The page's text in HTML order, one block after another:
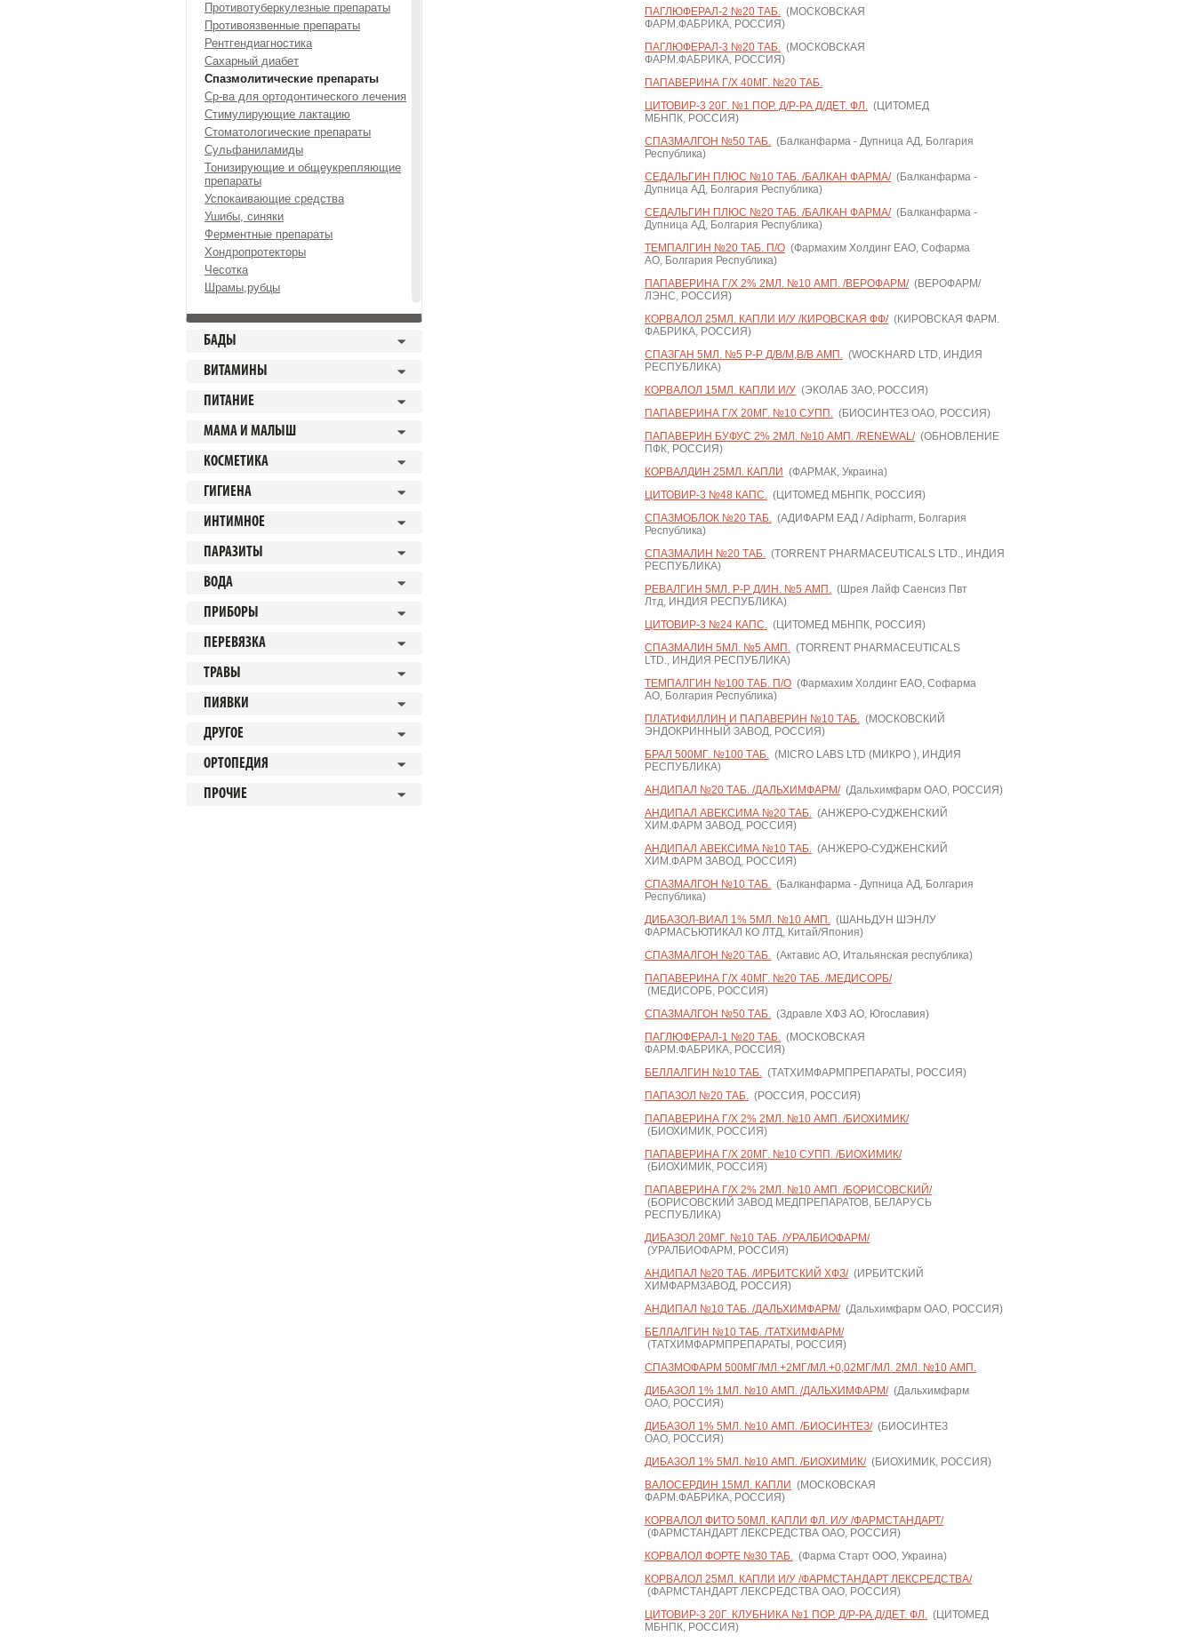
Противотуберкулезные препараты
Противоязвенные препараты
Рентгендиагностика
Сахарный диабет
Спазмолитические препараты
Ср-ва для ортодонтического лечения
Стимулирующие лактацию
Стоматологические препараты
Сульфаниламиды
Тонизирующие и общеукрепляющие
препараты
Успокаивающие средства
Ушибы, синяки
Ферментные препараты
Хондропротекторы
Чесотка
Шрамы,рубцы
БАДЫ
ВИТАМИНЫ
ПИТАНИЕ
МАМА И МАЛЫШ
КОСМЕТИКА
ГИГИЕНА
ИНТИМНОЕ
ПАРАЗИТЫ
ВОДА
ПРИБОРЫ
ПЕРЕВЯЗКА
ТРАВЫ
ПИЯВКИ
ДРУГОЕ
ОРТОПЕДИЯ
ПРОЧИЕ
ПАГЛЮФЕРАЛ-2 №20 ТАБ. (МОСКОВСКАЯ
ФАРМ.ФАБРИКА, РОССИЯ)
ПАГЛЮФЕРАЛ-3 №20 ТАБ. (МОСКОВСКАЯ
ФАРМ.ФАБРИКА, РОССИЯ)
ПАПАВЕРИНА Г/Х 40МГ. №20 ТАБ.
ЦИТОВИР-3 20Г. №1 ПОР. Д/Р-РА Д/ДЕТ. ФЛ. (ЦИТОМЕД
МБНПК, РОССИЯ)
СПАЗМАЛГОН №50 ТАБ. (Балканфарма - Дупница АД, Болгария
Республика)
СЕДАЛЬГИН ПЛЮС №10 ТАБ. /БАЛКАН ФАРМА/(Балканфарма -
Дупница АД, Болгария Республика)
СЕДАЛЬГИН ПЛЮС №20 ТАБ. /БАЛКАН ФАРМА/(Балканфарма -
Дупница АД, Болгария Республика)
ТЕМПАЛГИН №20 ТАБ. П/О (Фармахим Холдинг ЕАО, Софарма
АО, Болгария Республика)
ПАПАВЕРИНА Г/Х 2% 2МЛ. №10 АМП. /ВЕРОФАРМ/(ВЕРОФАРМ/
ЛЭНС, РОССИЯ)
КОРВАЛОЛ 25МЛ. КАПЛИ И/У /КИРОВСКАЯ ФФ/(КИРОВСКАЯ ФАРМ.
ФАБРИКА, РОССИЯ)
СПАЗГАН 5МЛ. №5 Р-Р Д/В/М,В/В АМП. (WOCKHARD LTD, ИНДИЯ
РЕСПУБЛИКА)
КОРВАЛОЛ 15МЛ. КАПЛИ И/У (ЭКОЛАБ ЗАО, РОССИЯ)
ПАПАВЕРИНА Г/Х 20МГ. №10 СУПП. (БИОСИНТЕЗ ОАО, РОССИЯ)
ПАПАВЕРИН БУФУС 2% 2МЛ. №10 АМП. /RENEWAL/(ОБНОВЛЕНИЕ
ПФК, РОССИЯ)
КОРВАЛДИН 25МЛ. КАПЛИ (ФАРМАК, Украина)
ЦИТОВИР-3 №48 КАПС. (ЦИТОМЕД МБНПК, РОССИЯ)
СПАЗМОБЛОК №20 ТАБ. (АДИФАРМ ЕАД / Adipharm, Болгария
Республика)
СПАЗМАЛИН №20 ТАБ. (TORRENT PHARMACEUTICALS LTD., ИНДИЯ
РЕСПУБЛИКА)
РЕВАЛГИН 5МЛ. Р-Р Д/ИН. №5 АМП. (Шрея Лайф Саенсиз Пвт
Лтд, ИНДИЯ РЕСПУБЛИКА)
ЦИТОВИР-3 №24 КАПС. (ЦИТОМЕД МБНПК, РОССИЯ)
СПАЗМАЛИН 5МЛ. №5 АМП. (TORRENT PHARMACEUTICALS
LTD., ИНДИЯ РЕСПУБЛИКА)
ТЕМПАЛГИН №100 ТАБ. П/О (Фармахим Холдинг ЕАО, Софарма
АО, Болгария Республика)
ПЛАТИФИЛЛИН И ПАПАВЕРИН №10 ТАБ. (МОСКОВСКИЙ
ЭНДОКРИННЫЙ ЗАВОД, РОССИЯ)
БРАЛ 500МГ. №100 ТАБ. (MICRO LABS LTD (МИКРО ), ИНДИЯ
РЕСПУБЛИКА)
АНДИПАЛ №20 ТАБ. /ДАЛЬХИМФАРМ/(Дальхимфарм ОАО, РОССИЯ)
АНДИПАЛ АВЕКСИМА №20 ТАБ. (АНЖЕРО-СУДЖЕНСКИЙ
ХИМ.ФАРМ ЗАВОД, РОССИЯ)
АНДИПАЛ АВЕКСИМА №10 ТАБ. (АНЖЕРО-СУДЖЕНСКИЙ
ХИМ.ФАРМ ЗАВОД, РОССИЯ)
СПАЗМАЛГОН №10 ТАБ. (Балканфарма - Дупница АД, Болгария
Республика)
ДИБАЗОЛ-ВИАЛ 1% 5МЛ. №10 АМП. (ШАНЬДУН ШЭНЛУ
ФАРМАСЬЮТИКАЛ КО ЛТД, Китай/Япония)
СПАЗМАЛГОН №20 ТАБ. (Актавис АО, Итальянская республика)
ПАПАВЕРИНА Г/Х 40МГ. №20 ТАБ. /МЕДИСОРБ/
(МЕДИСОРБ, РОССИЯ)
СПАЗМАЛГОН №50 ТАБ. (Здравле ХФЗ АО, Югославия)
ПАГЛЮФЕРАЛ-1 №20 ТАБ. (МОСКОВСКАЯ
ФАРМ.ФАБРИКА, РОССИЯ)
БЕЛЛАЛГИН №10 ТАБ. (ТАТХИМФАРМПРЕПАРАТЫ, РОССИЯ)
ПАПАЗОЛ №20 ТАБ. (РОССИЯ, РОССИЯ)
ПАПАВЕРИНА Г/Х 2% 2МЛ. №10 АМП. /БИОХИМИК/
(БИОХИМИК, РОССИЯ)
ПАПАВЕРИНА Г/Х 20МГ. №10 СУПП. /БИОХИМИК/
(БИОХИМИК, РОССИЯ)
ПАПАВЕРИНА Г/Х 2% 2МЛ. №10 АМП. /БОРИСОВСКИЙ/
(БОРИСОВСКИЙ ЗАВОД МЕДПРЕПАРАТОВ, БЕЛАРУСЬ
РЕСПУБЛИКА)
ДИБАЗОЛ 20МГ. №10 ТАБ. /УРАЛБИОФАРМ/
(УРАЛБИОФАРМ, РОССИЯ)
АНДИПАЛ №20 ТАБ. /ИРБИТСКИЙ ХФЗ/(ИРБИТСКИЙ
ХИМФАРМЗАВОД, РОССИЯ)
АНДИПАЛ №10 ТАБ. /ДАЛЬХИМФАРМ/(Дальхимфарм ОАО, РОССИЯ)
БЕЛЛАЛГИН №10 ТАБ. /ТАТХИМФАРМ/
(ТАТХИМФАРМПРЕПАРАТЫ, РОССИЯ)
СПАЗМОФАРМ 500МГ/МЛ.+2МГ/МЛ.+0,02МГ/МЛ. 2МЛ. №10 АМП.
ДИБАЗОЛ 1% 1МЛ. №10 АМП. /ДАЛЬХИМФАРМ/(Дальхимфарм
ОАО, РОССИЯ)
ДИБАЗОЛ 1% 5МЛ. №10 АМП. /БИОСИНТЕЗ/(БИОСИНТЕЗ
ОАО, РОССИЯ)
ДИБАЗОЛ 1% 5МЛ. №10 АМП. /БИОХИМИК/(БИОХИМИК, РОССИЯ)
ВАЛОСЕРДИН 15МЛ. КАПЛИ (МОСКОВСКАЯ
ФАРМ.ФАБРИКА, РОССИЯ)
КОРВАЛОЛ ФИТО 50МЛ. КАПЛИ ФЛ. И/У /ФАРМСТАНДАРТ/
(ФАРМСТАНДАРТ ЛЕКСРЕДСТВА ОАО, РОССИЯ)
КОРВАЛОЛ ФОРТЕ №30 ТАБ. (Фарма Старт ООО, Украина)
КОРВАЛОЛ 25МЛ. КАПЛИ И/У /ФАРМСТАНДАРТ ЛЕКСРЕДСТВА/
(ФАРМСТАНДАРТ ЛЕКСРЕДСТВА ОАО, РОССИЯ)
ЦИТОВИР-3 20Г. КЛУБНИКА №1 ПОР. Д/Р-РА Д/ДЕТ. ФЛ. (ЦИТОМЕД
МБНПК, РОССИЯ)